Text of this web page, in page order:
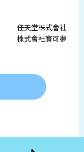
任天堂株式會社
株式會社寶可夢